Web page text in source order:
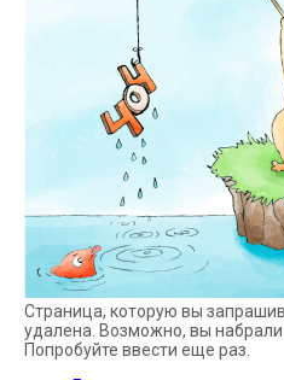
Страница, которую вы
удалена. Возможно, вы
Попробуйте ввести еще раз.